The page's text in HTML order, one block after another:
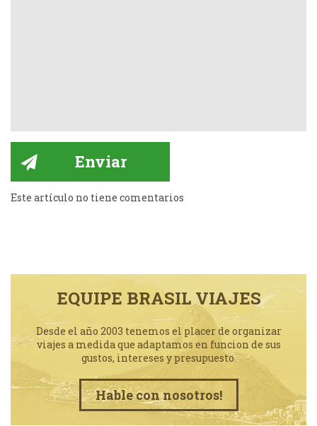
Este artículo no tiene comentarios
EQUIPE BRASIL VIAJES
Desde el año 2003 tenemos el placer de organizar
viajes a medida que adaptamos en funcion de sus
gustos, intereses y presupuesto.
Hable con nosotros!